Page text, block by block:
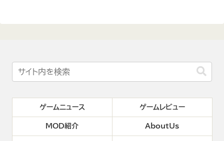
ゲームニュース ゲームレビュー
MOD紹介 AboutUs